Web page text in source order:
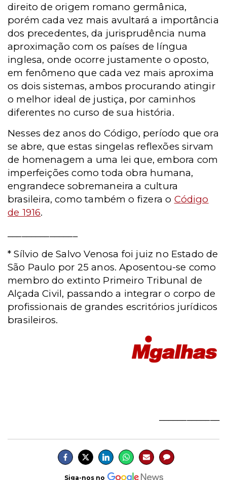
direito de origem romano germânica,
porém cada vez mais avultará a importância
dos precedentes, da jurisprudência numa
aproximação com os países de língua
inglesa, onde ocorre justamente o oposto,
em fenômeno que cada vez mais aproxima
os dois sistemas, ambos procurando atingir
o melhor ideal de justiça, por caminhos
diferentes no curso de sua história.
Nesses dez anos do Código, período que ora
se abre, que estas singelas reflexões sirvam
de homenagem a uma lei que, embora com
imperfeições como toda obra humana,
engrandece sobremaneira a cultura
brasileira, como também o fizera o Código
de 1916.
*Sílvio de Salvo Venosa foi juiz no Estado de
São Paulo por 25 anos. Aposentou-se como
membro do extinto Primeiro Tribunal de
Alçada Civil, passando a integrar o corpo de
profissionais de grandes escritórios jurídicos
brasileiros.
Siga-nos no